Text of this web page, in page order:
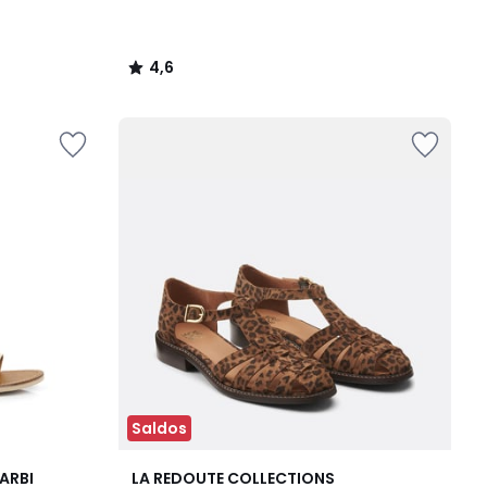
4,6
/
Saldos
LA REDOUTE COLLECTIONS
4,4